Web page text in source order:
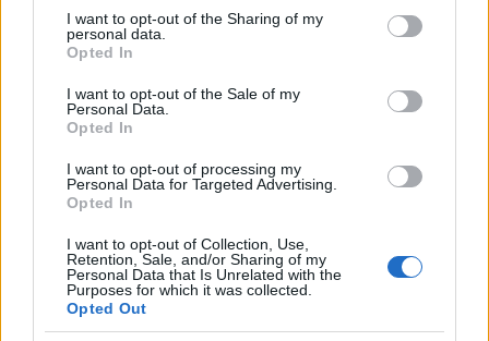
not limited to your visit or usage behaviour. You may click to
grant or deny consent to Google and its third-party tags to
use your data for below specified purposes in below Google
consent section.
I want to opt-out of the Sharing of my
personal data.
Opted In
I want to opt-out of the Sale of my
Personal Data.
Opted In
I want to opt-out of processing my
Personal Data for Targeted Advertising.
Opted In
I want to opt-out of Collection, Use,
Retention, Sale, and/or Sharing of my
Personal Data that Is Unrelated with the
Purposes for which it was collected.
Opted Out
Continua a leggere
ALTRI SPORT